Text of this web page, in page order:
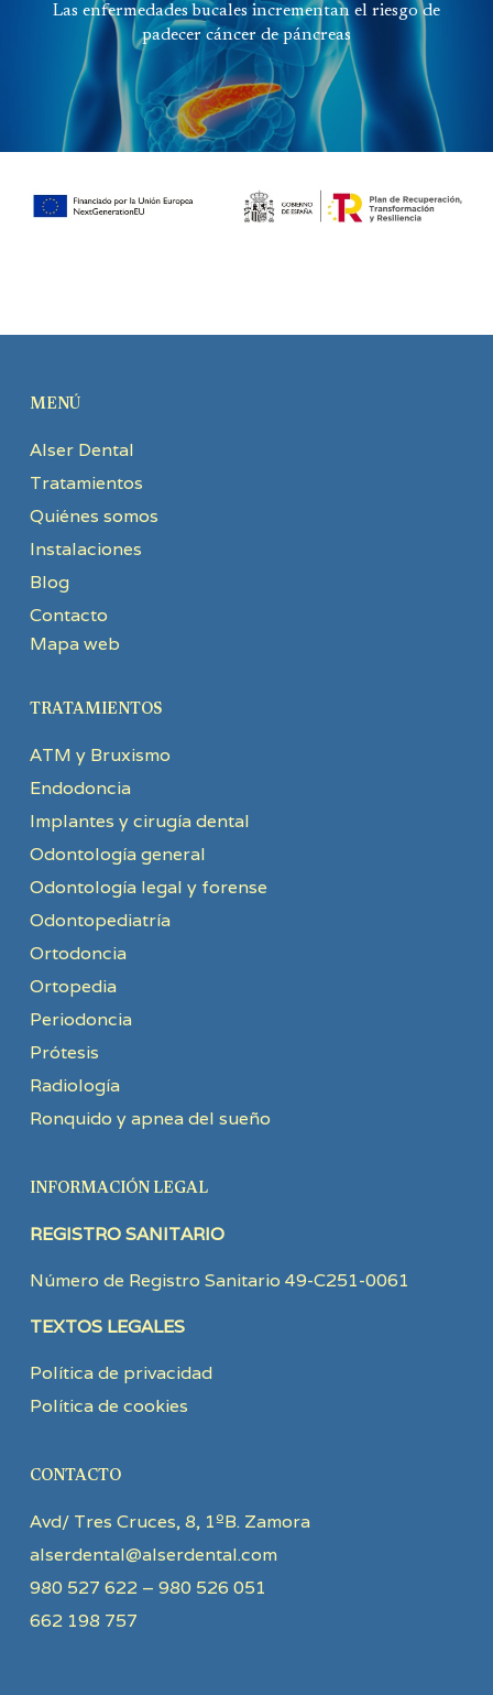
Las enfermedades bucales incrementan el riesgo de
padecer cáncer de páncreas
MENÚ
Alser Dental
Tratamientos
Quiénes somos
Instalaciones
Blog
Contacto
Mapa web
TRATAMIENTOS
ATM y Bruxismo
Endodoncia
Implantes y cirugía dental
Odontología general
Odontología legal y forense
Odontopediatría
Ortodoncia
Ortopedia
Periodoncia
Prótesis
Radiología
Ronquido y apnea del sueño
INFORMACIÓN LEGAL
REGISTRO SANITARIO
Número de Registro Sanitario 49-C251-0061
TEXTOS LEGALES
Política de privacidad
Política de cookies
CONTACTO
Avd/ Tres Cruces, 8, 1ºB. Zamora
alserdental@alserdental.com
980 527 622 – 980 526 051
662 198 757